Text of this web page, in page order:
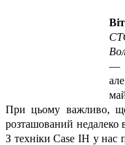
—
При цьому важливо,
розташований недалеко
З техніки Case IH у